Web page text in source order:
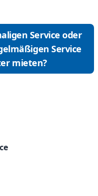
Service oder
Service
mieten?